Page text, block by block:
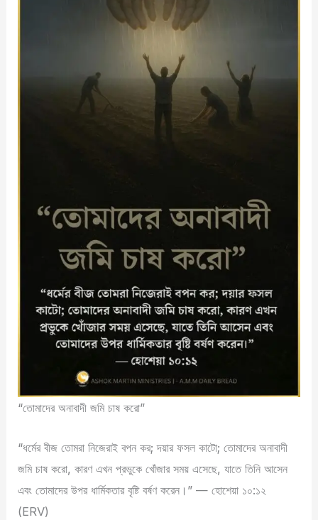
“তোমাদের অনাবাদী জমি চাষ করো”
“ধর্মের বীজ তোমরা নিজেরাই বপন কর; দয়ার ফসল কাটো; তোমাদের অনাবাদী
জমি চাষ করো, কারণ এখন প্রভুকে খোঁজার সময় এসেছে, যাতে তিনি আসেন
এবং তোমাদের উপর ধার্মিকতার বৃষ্টি বর্ষণ করেন।” — হোশেয়া ১০:১২
(ERV)